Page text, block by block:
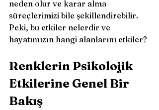
neden olur ve karar alma
süreçlerimizi bile şekillendirebilir.
Peki, bu etkiler nelerdir ve
hayatımızın hangi alanlarını etkiler?
Renklerin Psikolojik
Etkilerine Genel Bir
Bakış